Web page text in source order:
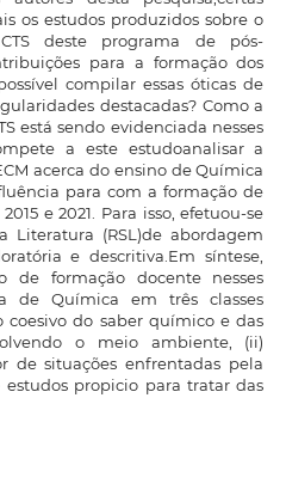
os estudos produzidos sobre o
deste programa de pós-
para a formação dos
compilar essas óticas de
destacadas? Como a
está sendo evidenciada nesses
a este estudoanalisar a
acerca do ensino de Química
para com a formação de
e 2021. Para isso, efetuou-se
Literatura (RSL)de abordagem
e descritiva.Em síntese,
de formação docente nesses
de Química em três classes
coesivo do saber químico e das
o meio ambiente, (ii)
de situações enfrentadas pela
propicio para tratar das